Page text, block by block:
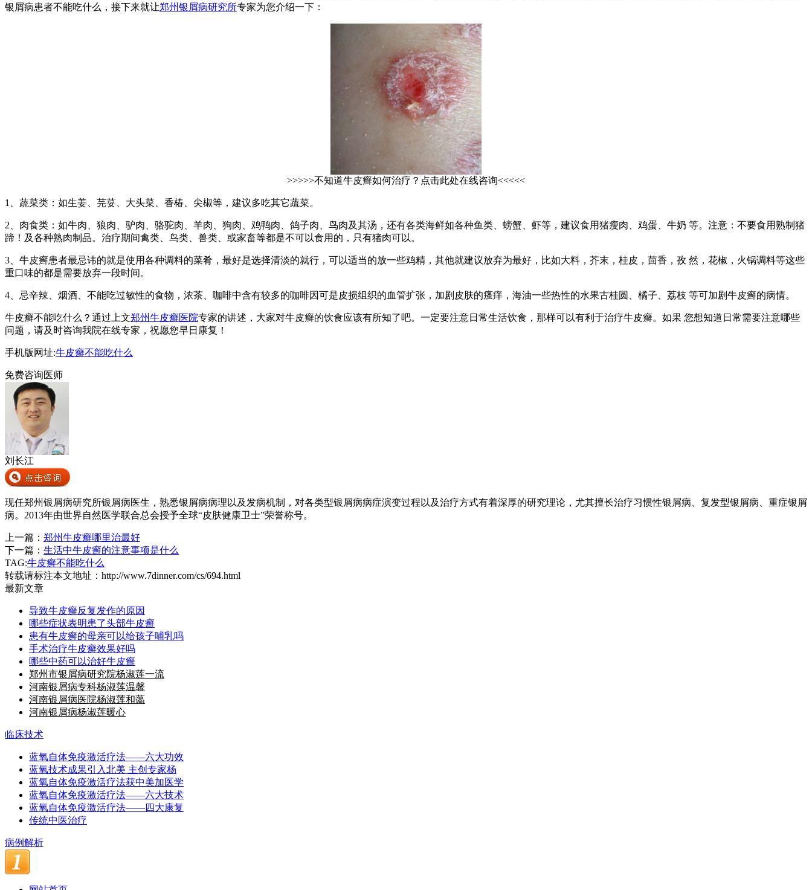
银屑病患者不能吃什么，接下来就让郑州银屑病研究所专家为您介绍一下：
>>>>>不知道牛皮癣如何治疗？点击此处在线咨询<<<<<
1、蔬菜类：如生姜、芫荽、大头菜、香椿、尖椒等，建议多吃其它蔬菜。
2、肉食类：如牛肉、狼肉、驴肉、骆驼肉、羊肉、狗肉、鸡鸭肉、鸽子肉、鸟肉及其汤，还有各类海鲜如各种鱼类、螃蟹、虾等，建议食用猪瘦肉、鸡蛋、牛奶 等。注意：不要食用熟制猪
蹄！及各种熟肉制品。治疗期间禽类、鸟类、兽类、或家畜等都是不可以食用的，只有猪肉可以。
3、牛皮癣患者最忌讳的就是使用各种调料的菜肴，最好是选择清淡的就行，可以适当的放一些鸡精，其他就建议放弃为最好，比如大料，芥末，桂皮，茴香，孜 然，花椒，火锅调料等这些
重口味的都是需要放弃一段时间。
4、忌辛辣、烟酒、不能吃过敏性的食物，浓茶、咖啡中含有较多的咖啡因可是皮损组织的血管扩张，加剧皮肤的瘙痒，海油一些热性的水果古桂圆、橘子、荔枝 等可加剧牛皮癣的病情。
牛皮癣不能吃什么？通过上文郑州牛皮癣医院专家的讲述，大家对牛皮癣的饮食应该有所知了吧。一定要注意日常生活饮食，那样可以有利于治疗牛皮癣。如果 您想知道日常需要注意哪些
问题，请及时咨询我院在线专家，祝愿您早日康复！
手机版网址:牛皮癣不能吃什么
免费咨询医师
刘长江
现任郑州银屑病研究所银屑病医生，熟悉银屑病病理以及发病机制，对各类型银屑病病症演变过程以及治疗方式有着深厚的研究理论，尤其擅长治疗习惯性银屑病、复发型银屑病、重症银屑
病。2013年由世界自然医学联合总会授予全球“皮肤健康卫士”荣誉称号。
上一篇： 郑州牛皮癣哪里治最好
下一篇： 生活中牛皮癣的注意事项是什么
TAG:牛皮癣不能吃什么
转载请标注本文地址： http://www.7dinner.com/cs/694.html
最新文章
导致牛皮癣反复发作的原因
哪些症状表明患了头部牛皮癣
患有牛皮癣的母亲可以给孩子哺乳吗
手术治疗牛皮癣效果好吗
哪些中药可以治好牛皮癣
郑州市银屑病研究院杨淑莲一流
河南银屑病专科杨淑莲温馨
河南银屑病医院杨淑莲和蔼
河南银屑病杨淑莲暖心
临床技术
蓝氧自体免疫激活疗法——六大功效
蓝氧技术成果引入北美 主创专家杨
蓝氧自体免疫激活疗法获中美加医学
蓝氧自体免疫激活疗法——六大技术
蓝氧自体免疫激活疗法——四大康复
传统中医治疗
病例解析